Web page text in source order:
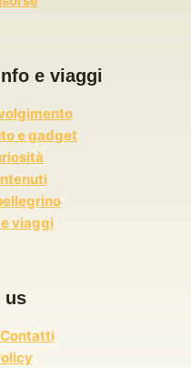
e viaggi
e gadget
viaggi
us